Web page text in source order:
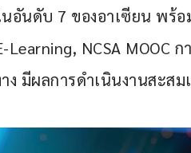
อันดับ 7 ของอาเซียน พ
Learning, NCSA MOOC
ง มีผลการดำเนินงานสะส